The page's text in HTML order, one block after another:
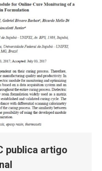
publica artigo